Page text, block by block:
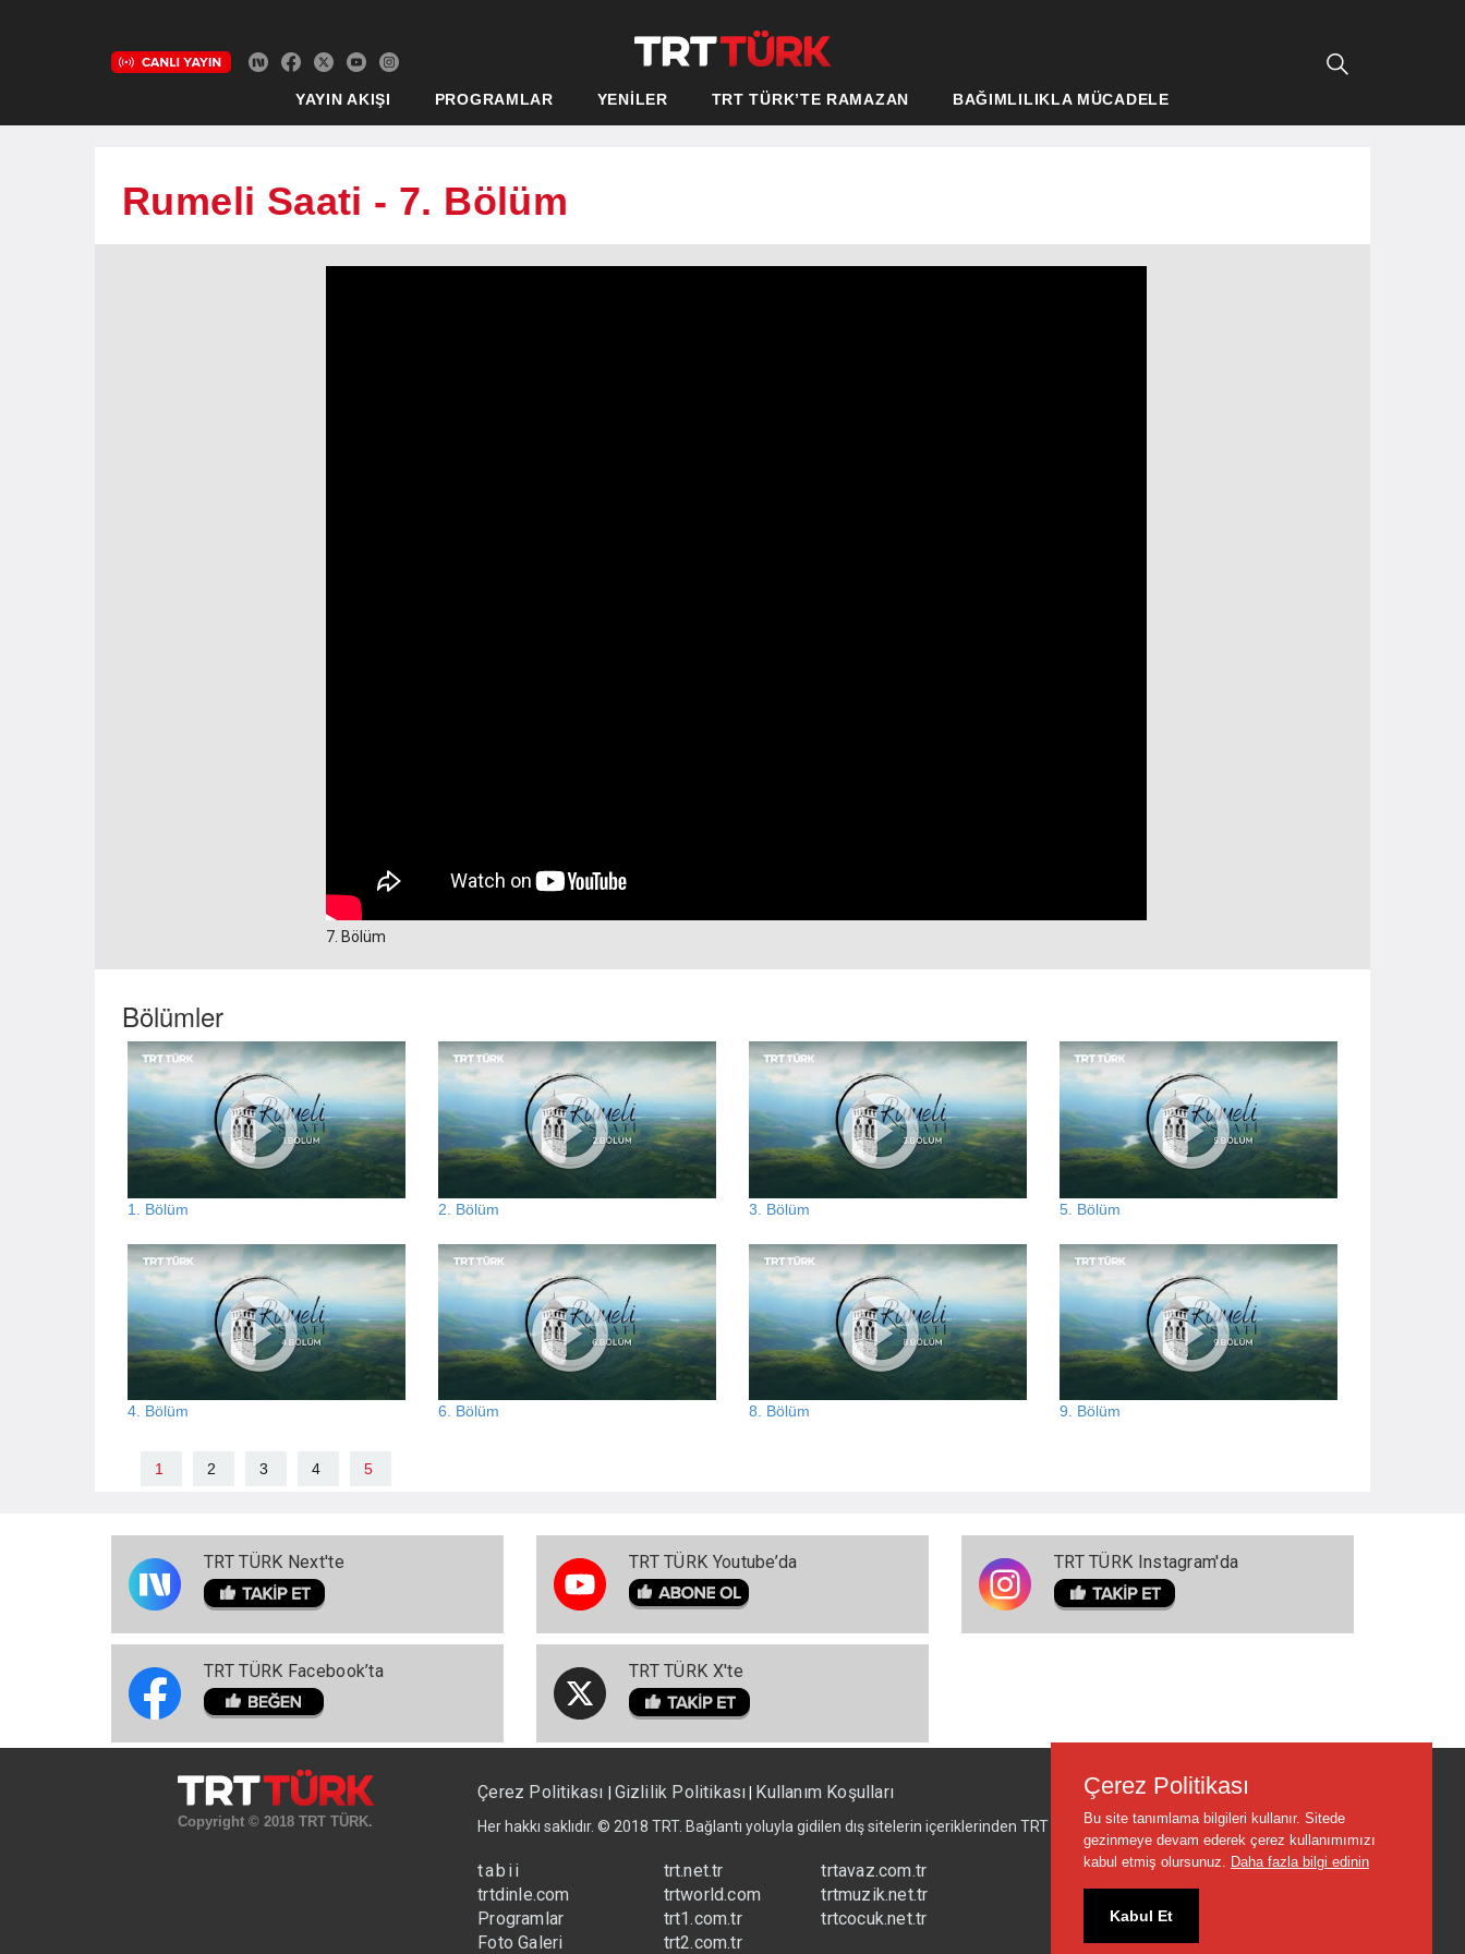
YAYIN AKIŞI PROGRAMLAR YENİLER TRT TÜRK’TE RAMAZAN BAĞIMLILIKLA MÜCADELE
Rumeli Saati - 7. Bölüm
7. Bölüm
Bölümler
1. Bölüm 2. Bölüm 3. Bölüm 5. Bölüm
4. Bölüm 6. Bölüm 8. Bölüm 9. Bölüm
1 2 3 4 5
TRT TÜRK Next'te
TRT TÜRK Facebook’ta
TRT TÜRK Youtube’da
TRT TÜRK X'te
TRT TÜRK Instagram'da
Copyright © 2018 TRT TÜRK.
Çerez Politikası Gizlilik Politikası Kullanım Koşulları
Her hakkı saklıdır. © 2018 TRT. Bağlantı yoluyla gidilen dış sitelerin içeriklerinden TRT sorumlu değildir.
tabii
trtdinle.com
Programlar
Foto Galeri
trt.net.tr
trtworld.com
trt1.com.tr
trt2.com.tr
trtavaz.com.tr
trtmuzik.net.tr
trtcocuk.net.tr
Çerez Politikası
Bu site tanımlama bilgileri kullanır. Sitede
gezinmeye devam ederek çerez kullanımımızı
kabul etmiş olursunuz. Daha fazla bilgi edinin
Kabul Et